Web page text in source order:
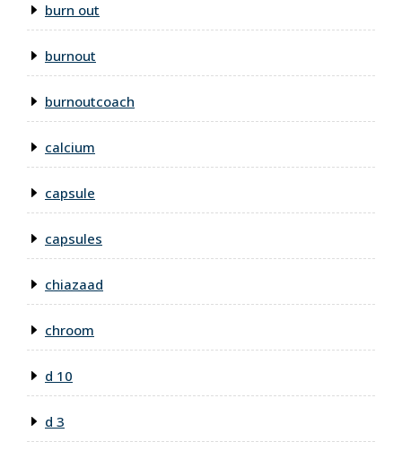
burn out
burnout
burnoutcoach
calcium
capsule
capsules
chiazaad
chroom
d 10
d 3